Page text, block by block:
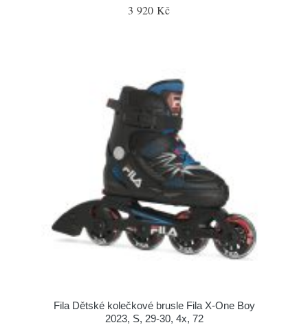
3 920 Kč
Fila Dětské kolečkové brusle Fila X-One Boy
2023, S, 29-30, 4x, 72